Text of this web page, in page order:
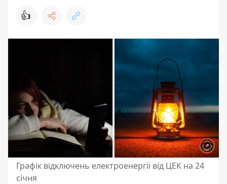
👍
Графік відключень електроенергії від ЦЕК на 24
січня